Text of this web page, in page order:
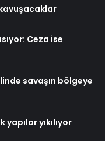
Ceza ise
savaşın bölgeye
yıkılıyor